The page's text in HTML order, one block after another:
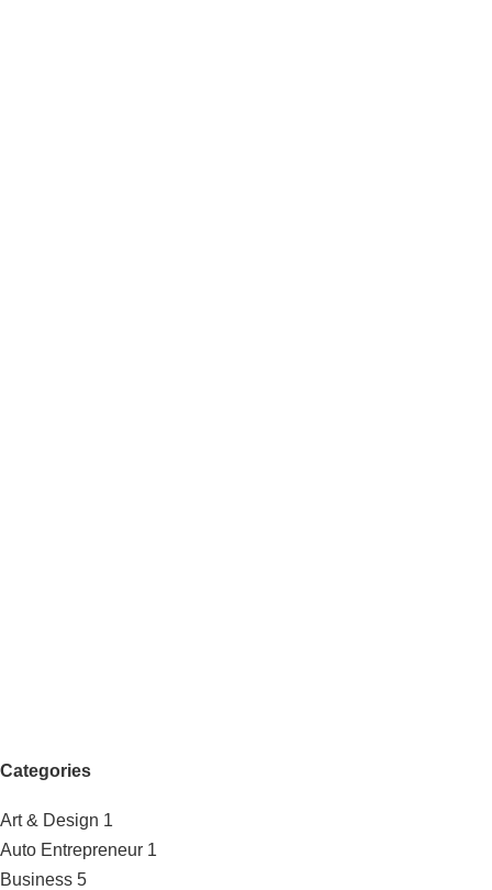
Categories
Art & Design 1
Auto Entrepreneur 1
Business 5